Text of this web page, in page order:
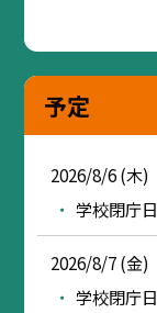
予定
2026/8/6 (木)
学校閉庁日
2026/8/7 (金)
学校閉庁日